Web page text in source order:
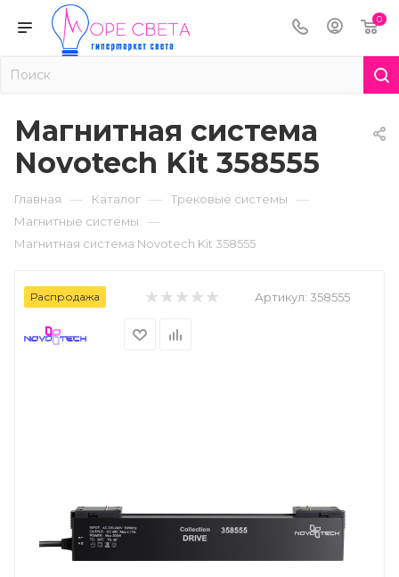
0
Магнитная система
Novotech Kit 358555
Главная — Каталог — Трековые системы —
Магнитные системы —
Магнитная система Novotech Kit 358555
Распродажа Артикул: 358555